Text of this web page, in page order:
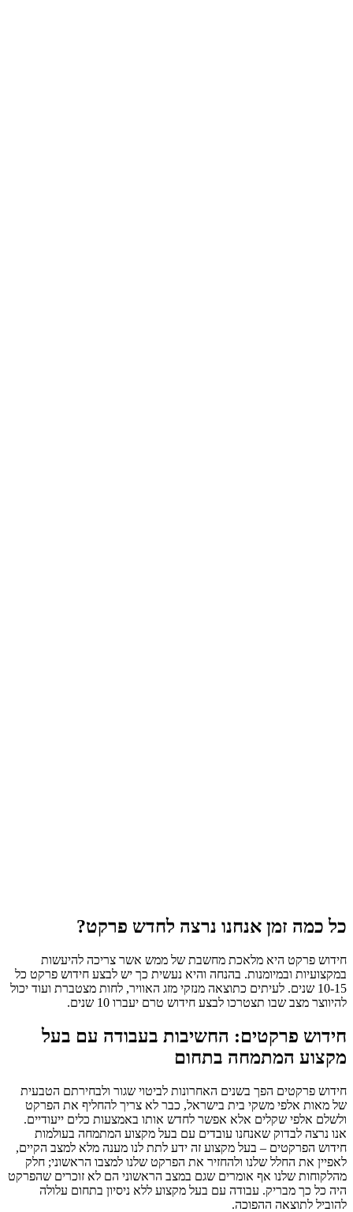
כל כמה זמן אנחנו נרצה לחדש פרקט?
חידוש פרקט היא מלאכת מחשבת של ממש אשר צריכה להיעשות
במקצועיות ובמיומנות. בהנחה והיא נעשית כך יש לבצע חידוש פרקט כל
10-15 שנים. לעיתים כתוצאה מנזקי מזג האוויר, לחות מצטברת ועוד יכול
להיווצר מצב שבו תצטרכו לבצע חידוש טרם יעברו 10 שנים.
חידוש פרקטים: החשיבות בעבודה עם בעל
מקצוע המתמחה בתחום
חידוש פרקטים הפך בשנים האחרונות לביטוי שגור ולבחירתם הטבעית
של מאות אלפי משקי בית בישראל, כבר לא צריך להחליף את הפרקט
ולשלם אלפי שקלים אלא אפשר לחדש אותו באמצעות כלים ייעודיים.
אנו נרצה לבדוק שאנחנו עובדים עם בעל מקצוע המתמחה בעולמות
חידוש הפרקטים – בעל מקצוע זה ידע לתת לנו מענה מלא למצב הקיים,
לאפיין את החלל שלנו ולהחזיר את הפרקט שלנו למצבו הראשוני; חלק
מהלקוחות שלנו אף אומרים שגם במצב הראשוני הם לא זוכרים שהפרקט
היה כל כך מבריק. עבודה עם בעל מקצוע ללא ניסיון בתחום עלולה
להוביל לתוצאה ההפוכה.